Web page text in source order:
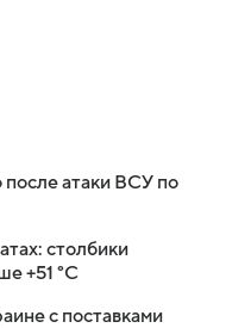
после атаки ВСУ по
столбики
+51 °C
с поставками